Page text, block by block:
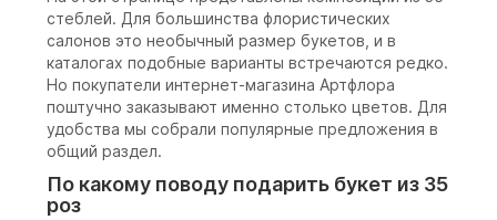
стеблей. Для большинства флористических
салонов это необычный размер букетов, и в
каталогах подобные варианты встречаются редко.
Но покупатели интернет-магазина Артфлора
поштучно заказывают именно столько цветов. Для
удобства мы собрали популярные предложения в
общий раздел.
По какому поводу подарить букет из 35
роз